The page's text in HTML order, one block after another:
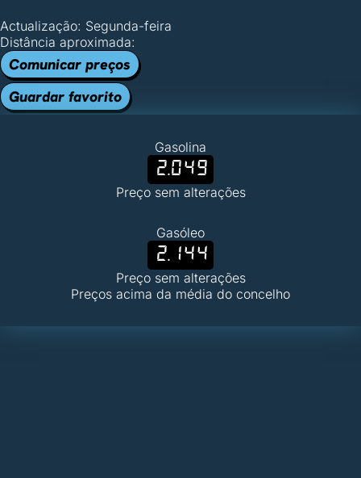
Actualização: Segunda-feira
Distância aproximada:
Comunicar preços
Guardar favorito
Gasolina
2.049
Preço sem alterações
Gasóleo
2.144
Preço sem alterações
Preços acima da média do concelho